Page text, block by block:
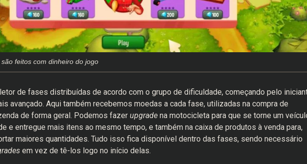
feitos com dinheiro do jogo
de fases distribuídas de acordo com o grupo de dificuldade, começando pelo
avançado. Aqui também recebemos moedas a cada fase, utilizadas na compra de
de forma geral. Podemos fazer upgradena motocicleta para que se torne um
e entregue mais itens ao mesmo tempo, e também na caixa de produtos à venda para,
maiores quantidades. Tudo isso fica disponível dentro das fases, sendo necessário
em vez de tê-los logo no início delas.